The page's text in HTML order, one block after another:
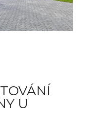
U